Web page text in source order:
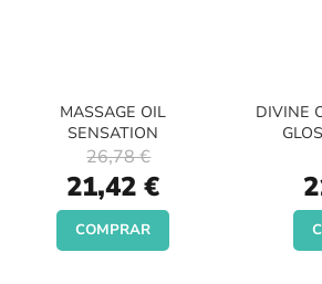
MASSAGE OIL
SENSATION
Special
Price
21,42 €
26,78 €
COMPRAR
DIVINE